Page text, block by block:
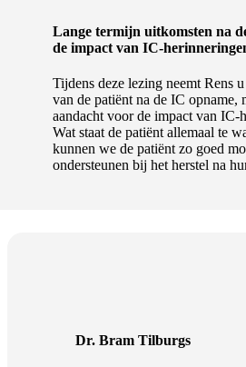
Lange termijn uitkomsten na
de impact van IC-
Tijdens deze lezing neemt Rens
van de patiënt na de IC opname,
aandacht voor de impact van IC-
Wat staat de patiënt allemaal te
kunnen we de patiënt zo goed
ondersteunen bij het herstel na
Dr. Bram Tilburgs